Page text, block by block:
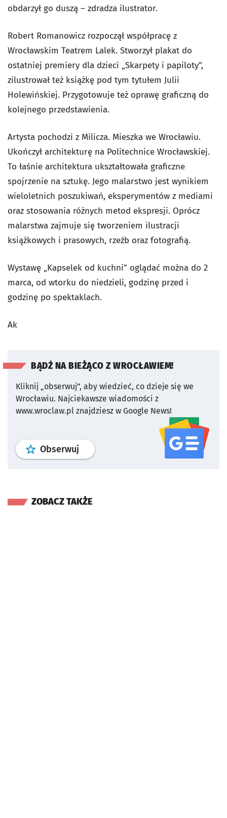
obdarzył go duszą – zdradza ilustrator.
Robert Romanowicz rozpoczął współpracę z
Wrocławskim Teatrem Lalek. Stworzył plakat do
ostatniej premiery dla dzieci „Skarpety i papiloty”,
zilustrował też książkę pod tym tytułem Julii
Holewińskiej. Przygotowuje też oprawę graficzną do
kolejnego przedstawienia.
Artysta pochodzi z Milicza. Mieszka we Wrocławiu.
Ukończył architekturę na Politechnice Wrocławskiej.
To łaśnie architektura ukształtowała graficzne
spojrzenie na sztukę. Jego malarstwo jest wynikiem
wieloletnich poszukiwań, eksperymentów z mediami
oraz stosowania różnych metod ekspresji. Oprócz
malarstwa zajmuje się tworzeniem ilustracji
książkowych i prasowych, rzeźb oraz fotografią.
Wystawę „Kapselek od kuchni” oglądać można do 2
marca, od wtorku do niedzieli, godzinę przed i
godzinę po spektaklach.
Ak
BĄDŹ NA BIEŻĄCO Z WROCŁAWIEM!
Kliknij „obserwuj”, aby wiedzieć, co dzieje się we
Wrocławiu. Najciekawsze wiadomości z
www.wroclaw.pl znajdziesz w Google News!
Obserwuj profil serwisu
ZOBACZ TAKŻE